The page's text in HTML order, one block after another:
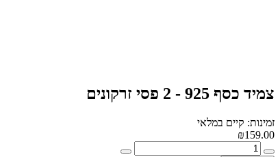
צמיד כסף 925 - 2 פסי זרקונים
זמינות: קיים במלאי
₪159.00